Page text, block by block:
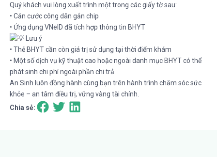
Quý khách vui lòng xuất trình một trong các giấy tờ sau:
• Căn cước công dân gắn chip
• Ứng dụng VNeID đã tích hợp thông tin BHYT
Lưu ý
• Thẻ BHYT cần còn giá trị sử dụng tại thời điểm khám
• Một số dịch vụ kỹ thuật cao hoặc ngoài danh mục BHYT có thể
phát sinh chi phí ngoài phần chi trả
An Sinh luôn đồng hành cùng bạn trên hành trình chăm sóc sức
khỏe – an tâm điều trị, vững vàng tài chính.
Chia sẻ: